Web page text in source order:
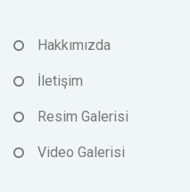
Hakkımızda
İletişim
Resim Galerisi
Video Galerisi